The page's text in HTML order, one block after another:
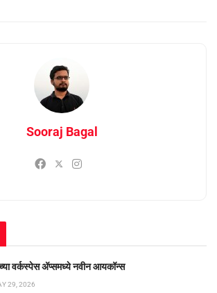
Sooraj Bagal
वर्कस्पेस अ‍ॅप्समध्ये नवीन आयकॉन्स
29, 2026